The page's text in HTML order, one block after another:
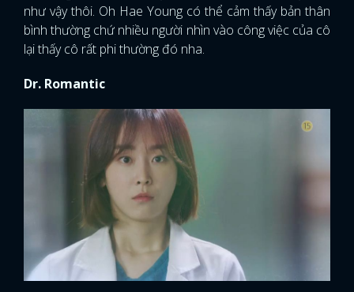
như vậy thôi. Oh Hae Young có thể cảm thấy bản thân
bình thường chứ nhiều người nhìn vào công việc của cô
lại thấy cô rất phi thường đó nha.
Dr. Romantic